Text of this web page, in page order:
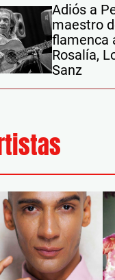
Adiós a
maestro
flamenca
Rosalía,
Sanz